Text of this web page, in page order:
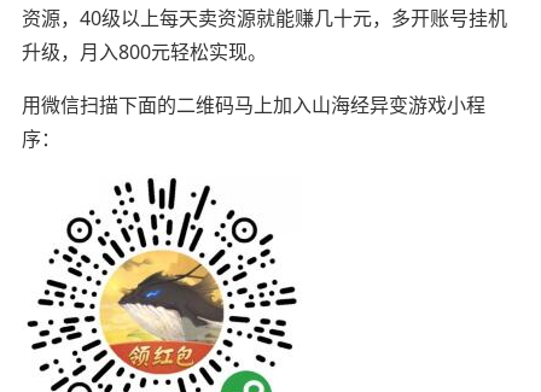
资源，40级以上每天卖资源就能赚几十元，多开账号挂机
升级，月入800元轻松实现。
用微信扫描下面的二维码马上加入山海经异变游戏小程
序：